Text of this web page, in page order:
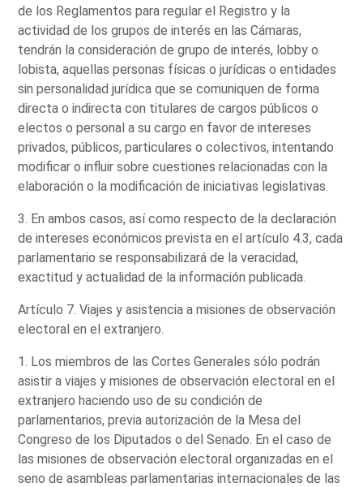
de los Reglamentos para regular el Registro y la
actividad de los grupos de interés en las Cámaras,
tendrán la consideración de grupo de interés, lobby o
lobista, aquellas personas físicas o jurídicas o entidades
sin personalidad jurídica que se comuniquen de forma
directa o indirecta con titulares de cargos públicos o
electos o personal a su cargo en favor de intereses
privados, públicos, particulares o colectivos, intentando
modificar o influir sobre cuestiones relacionadas con la
elaboración o la modificación de iniciativas legislativas.
3. En ambos casos, así como respecto de la declaración
de intereses económicos prevista en el artículo 4.3, cada
parlamentario se responsabilizará de la veracidad,
exactitud y actualidad de la información publicada.
Artículo 7. Viajes y asistencia a misiones de observación
electoral en el extranjero.
1. Los miembros de las Cortes Generales sólo podrán
asistir a viajes y misiones de observación electoral en el
extranjero haciendo uso de su condición de
parlamentarios, previa autorización de la Mesa del
Congreso de los Diputados o del Senado. En el caso de
las misiones de observación electoral organizadas en el
seno de asambleas parlamentarias internacionales de las